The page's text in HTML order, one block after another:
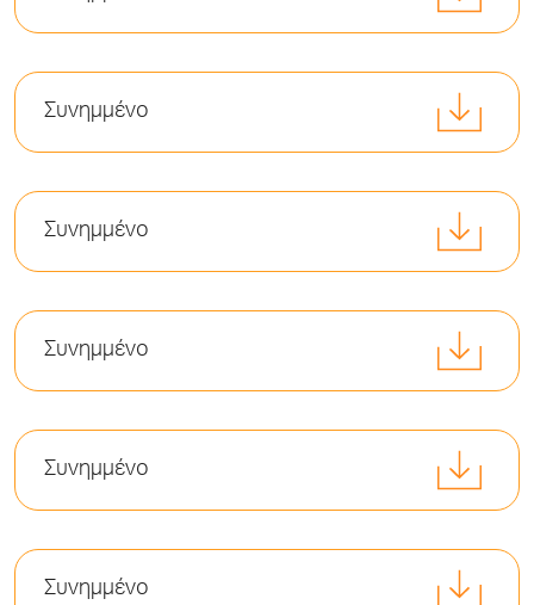
Συνημμένο
Συνημμένο
Συνημμένο
Συνημμένο
Συνημμένο